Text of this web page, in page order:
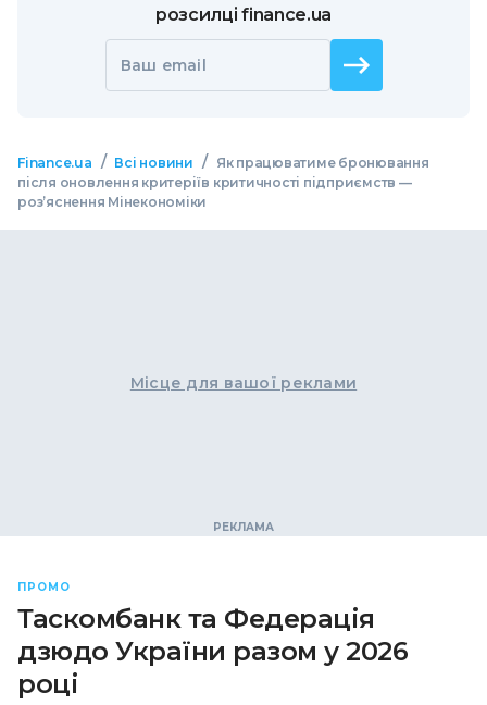
розсилці finance.ua
Ваш email
Finance.ua / Всі новини /
Як працюватиме бронювання
після оновлення критеріїв критичності підприємств —
роз’яснення Мінекономіки
Місце для вашої реклами
ПРОМО
Таскомбанк та Федерація
дзюдо України разом у 2026
році